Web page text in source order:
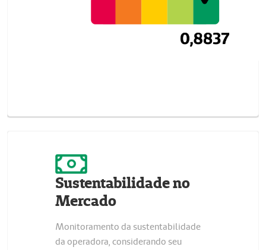
Sustentabilidade no
Mercado
Monitoramento da sustentabilidade
da operadora, considerando seu